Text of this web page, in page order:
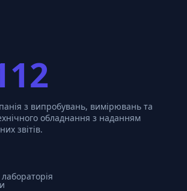
з випробувань, вимірювань та
обладнання з наданням
звітів.